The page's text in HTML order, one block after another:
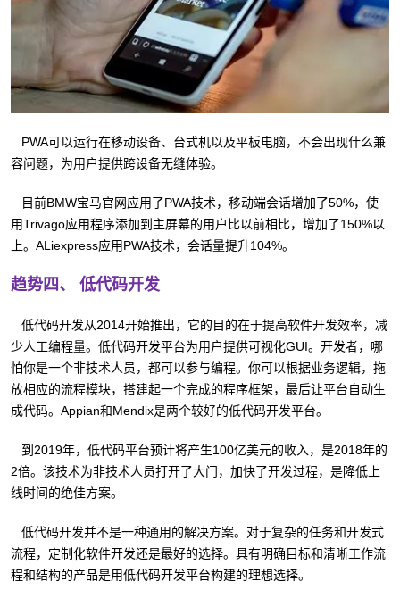
PWA可以运行在移动设备、台式机以及平板电脑，不会出现什么兼
容问题，为用户提供跨设备无缝体验。
目前BMW宝马官网应用了PWA技术，移动端会话增加了50%，使
用Trivago应用程序添加到主屏幕的用户比以前相比，增加了150%以
上。ALiexpress应用PWA技术，会话量提升104%。
趋势四、 低代码开发
低代码开发从2014开始推出，它的目的在于提高软件开发效率，减
少人工编程量。低代码开发平台为用户提供可视化GUI。开发者，哪
怕你是一个非技术人员，都可以参与编程。你可以根据业务逻辑，拖
放相应的流程模块，搭建起一个完成的程序框架，最后让平台自动生
成代码。Appian和Mendix是两个较好的低代码开发平台。
到2019年，低代码平台预计将产生100亿美元的收入，是2018年的
2倍。该技术为非技术人员打开了大门，加快了开发过程，是降低上
线时间的绝佳方案。
低代码开发并不是一种通用的解决方案。对于复杂的任务和开发式
流程，定制化软件开发还是最好的选择。具有明确目标和清晰工作流
程和结构的产品是用低代码开发平台构建的理想选择。